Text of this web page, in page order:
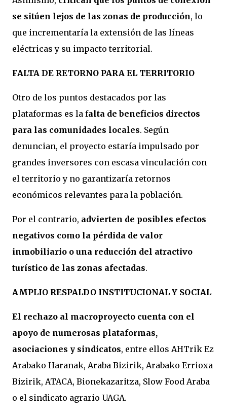
se sitúen lejos de las zonas de producción, lo
que incrementaría la extensión de las líneas
eléctricas y su impacto territorial.
FALTA DE RETORNO PARA EL TERRITORIO
Otro de los puntos destacados por las
plataformas es la falta de beneficios directos
para las comunidades locales. Según
denuncian, el proyecto estaría impulsado por
grandes inversores con escasa vinculación con
el territorio y no garantizaría retornos
económicos relevantes para la población.
Por el contrario, advierten de posibles efectos
negativos como la pérdida de valor
inmobiliario o una reducción del atractivo
turístico de las zonas afectadas.
AMPLIO RESPALDO INSTITUCIONAL Y SOCIAL
El rechazo al macroproyecto cuenta con el
apoyo de numerosas plataformas,
asociaciones y sindicatos, entre ellos AHTrik Ez
Arabako Haranak, Araba Bizirik, Arabako Errioxa
Bizirik, ATACA, Bionekazaritza, Slow Food Araba
o el sindicato agrario UAGA.